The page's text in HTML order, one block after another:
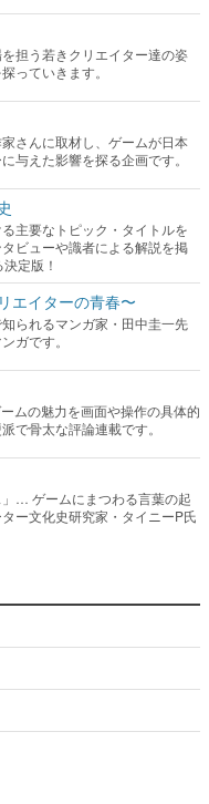
担う若きクリエイター達の姿
っていきます。
さんに取材し、ゲームが日本
与えた影響を探る企画です。
主要なトピック・タイトルを
ビューや識者による解説を掲
定版！
エイターの青春〜
られるマンガ家・田中圭一先
ガです。
ムの魅力を画面や操作の具体的
で骨太な評論連載です。
」… ゲームにまつわる言葉の起
ー文化史研究家・タイニーP氏